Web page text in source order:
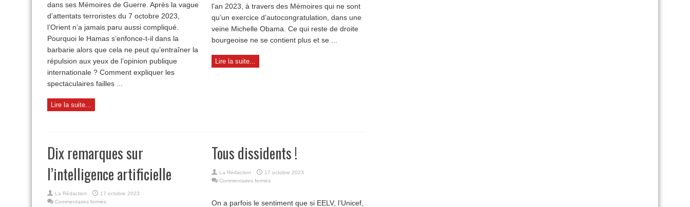
dans ses Mémoires de Guerre. Après la vague
d’attentats terroristes du 7 octobre 2023,
l’Orient n’a jamais paru aussi compliqué.
Pourquoi le Hamas s’enfonce-t-il dans la
barbarie alors que cela ne peut qu’entraîner la
répulsion aux yeux de l’opinion publique
internationale ? Comment expliquer les
spectaculaires failles ...
Lire la suite...
l’an 2023, à travers des Mémoires qui ne sont
qu’un exercice d’autocongratulation, dans une
veine Michelle Obama. Ce qui reste de droite
bourgeoise ne se contient plus et se ...
Lire la suite...
Dix remarques sur
l’intelligence artificielle
La Rédaction
17 octobre 2023
Commentaires fermés
Tous dissidents !
La Rédaction
17 octobre 2023
Commentaires fermés
On a parfois le sentiment que si EELV, l’Unicef,